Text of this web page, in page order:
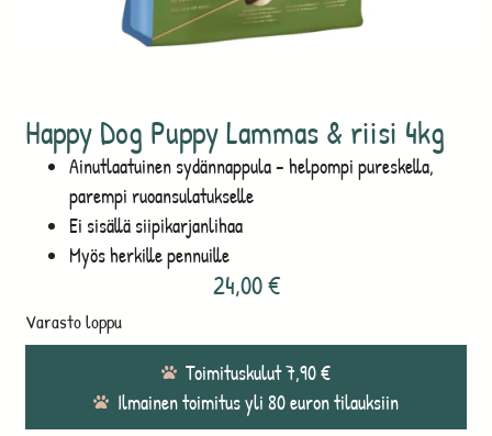
Happy Dog Puppy Lammas & riisi 4kg
Ainutlaatuinen sydännappula – helpompi pureskella,
parempi ruoansulatukselle
Ei sisällä siipikarjanlihaa
Myös herkille pennuille
24,00€
Varasto loppu
Toimituskulut 7,90 €
Ilmainen toimitus yli 80 euron tilauksiin